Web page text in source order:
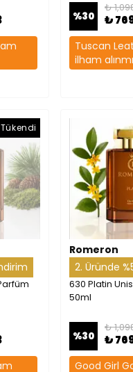
%30
₺
₺
Tuscan
ilham
Tükendi
Romeron
2. Üründe
630 Platin
50ml
%30
₺
₺
Good Girl